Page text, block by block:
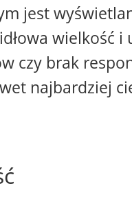
jest
wielkość
czy brak
najbardziej